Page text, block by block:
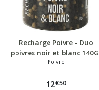
Recharge Poivre - Duo
poivres noir et blanc
Poivre
12€50